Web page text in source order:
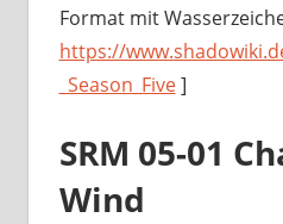
Format mit
https://
_Season_Five]
SRM 05-01
Wind